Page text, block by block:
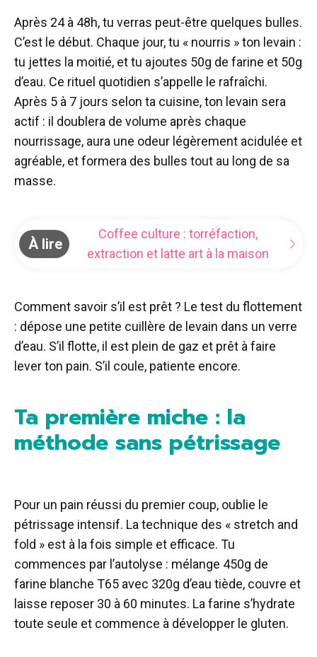
Après 24 à 48h, tu verras peut-être quelques bulles.
C’est le début. Chaque jour, tu « nourris » ton levain :
tu jettes la moitié, et tu ajoutes 50g de farine et 50g
d’eau. Ce rituel quotidien s’appelle le rafraîchi.
Après 5 à 7 jours selon ta cuisine, ton levain sera
actif : il doublera de volume après chaque
nourrissage, aura une odeur légèrement acidulée et
agréable, et formera des bulles tout au long de sa
masse.
À lire
Coffee culture : torréfaction,
extraction et latte art à la maison
Comment savoir s’il est prêt ? Le test du flottement
: dépose une petite cuillère de levain dans un verre
d’eau. S’il flotte, il est plein de gaz et prêt à faire
lever ton pain. S’il coule, patiente encore.
Ta première miche : la
méthode sans pétrissage
Pour un pain réussi du premier coup, oublie le
pétrissage intensif. La technique des « stretch and
fold » est à la fois simple et efficace. Tu
commences par l’autolyse : mélange 450g de
farine blanche T65 avec 320g d’eau tiède, couvre et
laisse reposer 30 à 60 minutes. La farine s’hydrate
toute seule et commence à développer le gluten.